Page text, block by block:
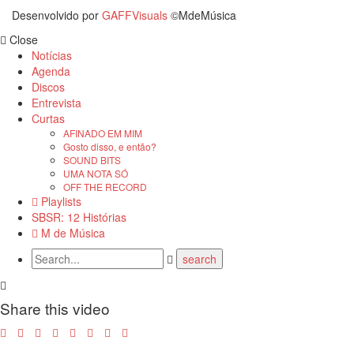
Desenvolvido por GAFFVisuals ©MdeMúsica
Close
Notícias
Agenda
Discos
Entrevista
Curtas
AFINADO EM MIM
Gosto disso, e então?
SOUND BITS
UMA NOTA SÓ
OFF THE RECORD
Playlists
SBSR: 12 Histórias
M de Música
Share this video